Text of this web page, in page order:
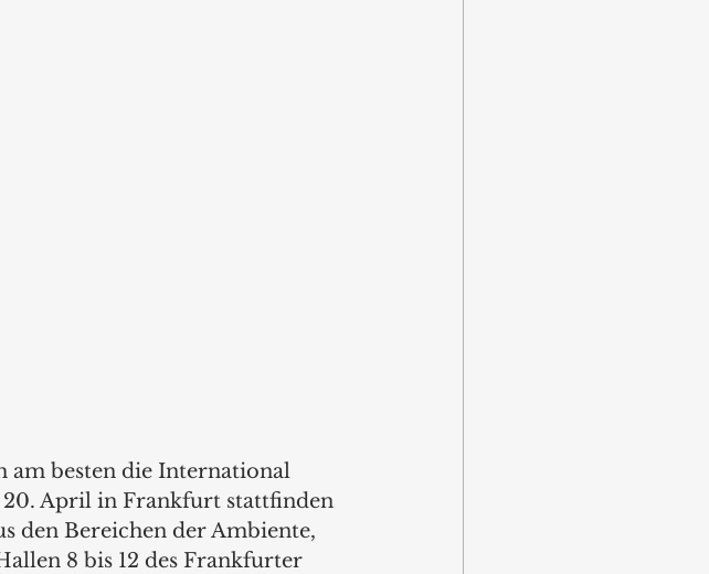
am besten die International
20. April in Frankfurt stattfinden
den Bereichen der Ambiente,
8 bis 12 des Frankfurter